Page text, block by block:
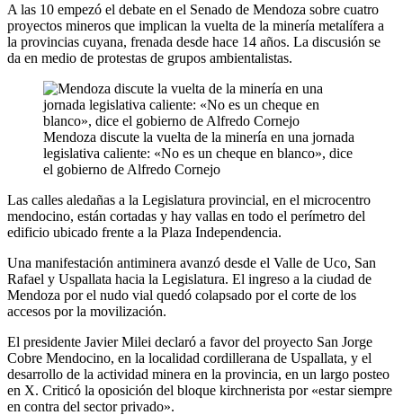
A las 10 empezó el debate en el Senado de Mendoza sobre cuatro
proyectos mineros que implican la vuelta de la minería metalífera a
la provincias cuyana, frenada desde hace 14 años. La discusión se
da en medio de protestas de grupos ambientalistas.
Mendoza discute la vuelta de la minería en una jornada
legislativa caliente: «No es un cheque en blanco», dice
el gobierno de Alfredo Cornejo
Las calles aledañas a la Legislatura provincial, en el microcentro
mendocino, están cortadas y hay vallas en todo el perímetro del
edificio ubicado frente a la Plaza Independencia.
Una manifestación antiminera avanzó desde el Valle de Uco, San
Rafael y Uspallata hacia la Legislatura. El ingreso a la ciudad de
Mendoza por el nudo vial quedó colapsado por el corte de los
accesos por la movilización.
El presidente Javier Milei declaró a favor del proyecto San Jorge
Cobre Mendocino, en la localidad cordillerana de Uspallata, y el
desarrollo de la actividad minera en la provincia, en un largo posteo
en X. Criticó la oposición del bloque kirchnerista por «estar siempre
en contra del sector privado».